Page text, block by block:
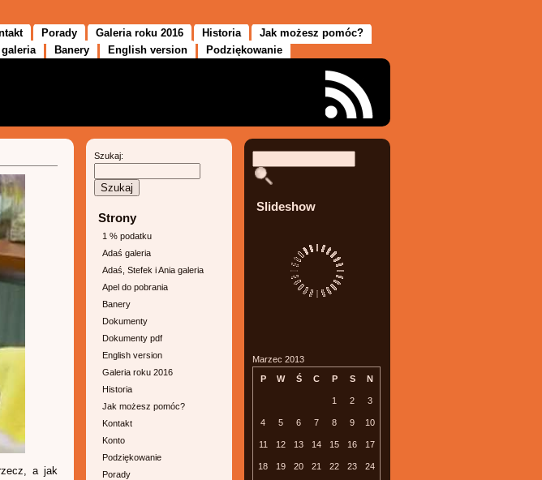
Porady Galeria roku 2016 Historia
Jak możesz pomóc?
Banery English version Podziękowanie
a jak
Szukaj:
Strony
1 % podatku
Adaś galeria
Adaś, Stefek i Ania galeria
Apel do pobrania
Banery
Dokumenty
Dokumenty pdf
English version
Galeria roku 2016
Historia
Jak możesz pomóc?
Kontakt
Konto
Podziękowanie
Porady
Slideshow
Marzec 2013
P
W Ś C P S N
1 2 3
4 5 6 7 8 9 10
11 12 13 14 15 16 17
18 19 20 21 22 23 24